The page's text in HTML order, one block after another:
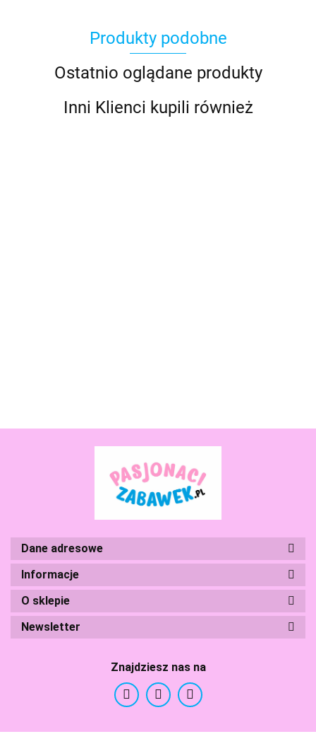
Basic Fun
Boti
BS Toys
Produkty podobne
Ostatnio oglądane produkty
Inni Klienci kupili również
Dane adresowe
Informacje
O sklepie
Newsletter
Znajdziesz nas na